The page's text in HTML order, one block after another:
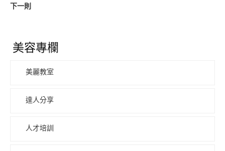
下一則
美容專欄
美麗教室
達人分享
人才培訓